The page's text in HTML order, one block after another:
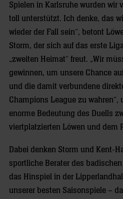
Spielen in Karlsruhe wurden wir
toll unterstützt. Ich denke, das
wieder der Fall sein“, betont
Storm, der sich auf das erste
„zweiten Heimat“ freut. „Wir
gewinnen, um unsere Chance
und die damit verbundene
Champions League zu
enorme Bedeutung des Duells
viertplatzierten Löwen und dem
Dabei denken Storm und Kent-
sportliche Berater des
das Hinspiel in der
unserer besten Saisonspiele –